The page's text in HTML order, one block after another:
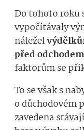
Do tohoto roku
vypočítávaly
náležel
před
faktorům se
To se však s
o důchodovém
zavedena